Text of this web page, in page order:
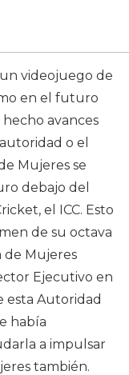
videojuego de
en el futuro
avances
o el
Mujeres se
debajo del
el ICC. Esto
de su octava
de Mujeres
Ejecutivo en
esta Autoridad
había
a impulsar
también.